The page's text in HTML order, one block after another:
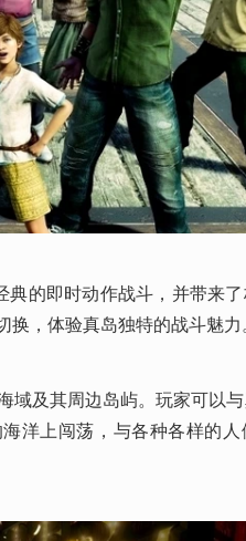
典的即时动作战斗，并带来
，体验真岛独特的战斗魅力。
域及其周边岛屿。玩家可以
洋上闯荡，与各种各样的